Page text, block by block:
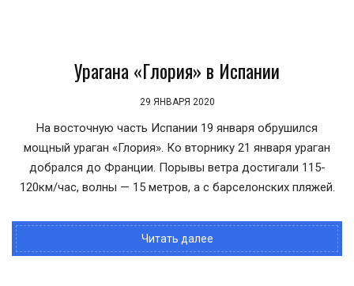
Урагана «Глория» в Испании
29 ЯНВАРЯ 2020
На восточную часть Испании 19 января обрушился
мощный ураган «Глория». Ко вторнику 21 января ураган
добрался до Франции. Порывы ветра достигали 115-
120км/час, волны — 15 метров, а с барселонских пляжей.
Читать далее